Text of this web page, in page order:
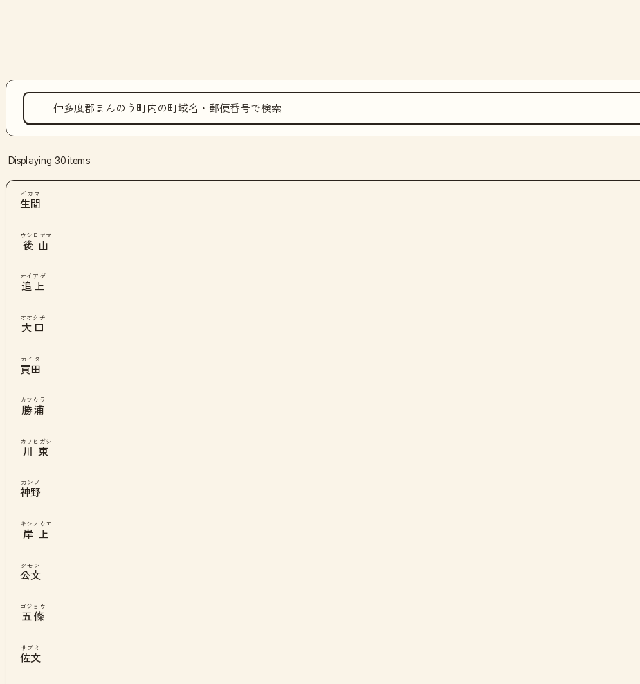
Displaying 30 items
生間
イカマ
後山
ウシロヤマ
追上
オイアゲ
大口
オオクチ
買田
カイタ
勝浦
カツウラ
川東
カワヒガシ
神野
カンノ
岸上
キシノウエ
公文
クモン
五條
ゴジョウ
佐文
サブミ